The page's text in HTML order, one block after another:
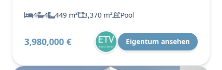
4 4 449 m² 3,370 m² Pool
3,980,000 € Eigentum ansehen